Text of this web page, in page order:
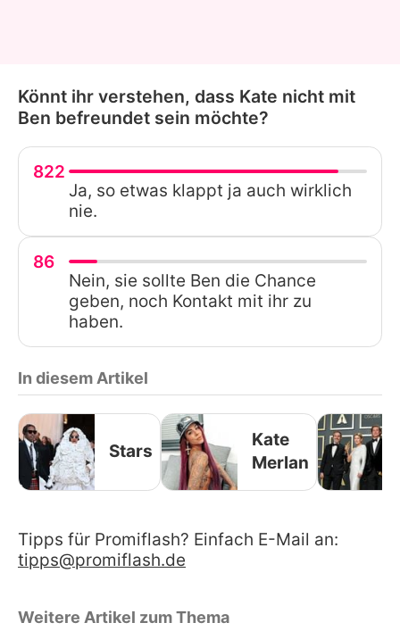
Könnt ihr verstehen, dass Kate nicht mit
Ben befreundet sein möchte?
822
Ja, so etwas klappt ja auch wirklich
nie.
86
Nein, sie sollte Ben die Chance
geben, noch Kontakt mit ihr zu
haben.
In diesem Artikel
Stars
Kate
Merlan
Tipps für Promiflash? Einfach E-Mail an:
tipps@promiflash.de
Weitere Artikel zum Thema